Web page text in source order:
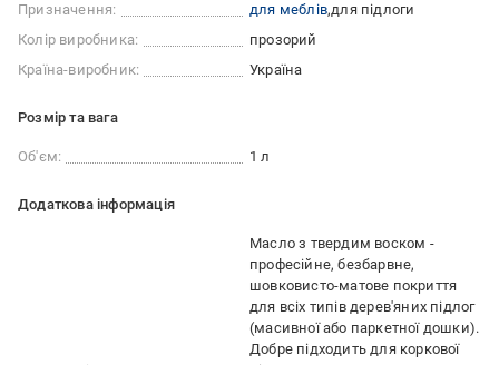
Призначення:
для меблів для підлоги
Колір виробника:
прозорий
Країна-виробник:
Україна
Розмір та вага
Об'єм: 1 л
Додаткова інформація
Масло з твердим воском -
професійне, безбарвне,
шовковисто-матове покриття
для всіх типів дерев'яних підлог
(масивної або паркетної дошки).
Добре підходить для коркової